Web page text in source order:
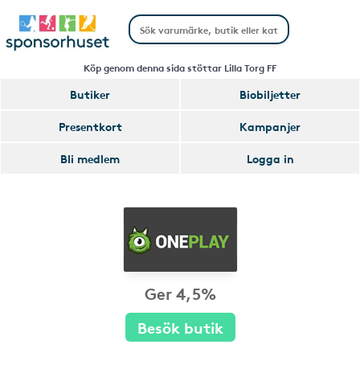
Köp genom denna sida stöttar Lilla Torg FF
Butiker
Biobiljetter
Presentkort
Kampanjer
Bli medlem
Logga in
Ger 4,5%
Besök butik